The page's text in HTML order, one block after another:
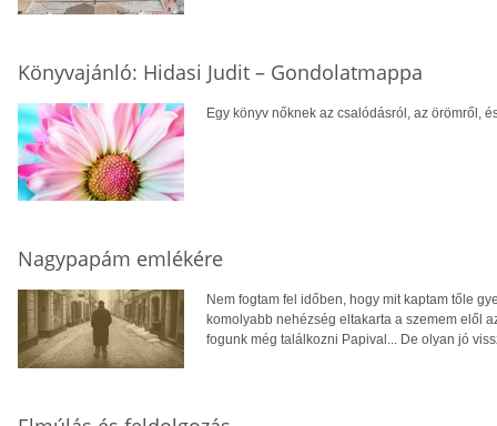
Könyvajánló: Hidasi Judit – Gondolatmappa
Egy könyv nőknek az csalódásról, az örömről,
Nagypapám emlékére
Nem fogtam fel időben, hogy mit kaptam tőle
komolyabb nehézség eltakarta a szemem elől
fogunk még találkozni Papival... De olyan jó